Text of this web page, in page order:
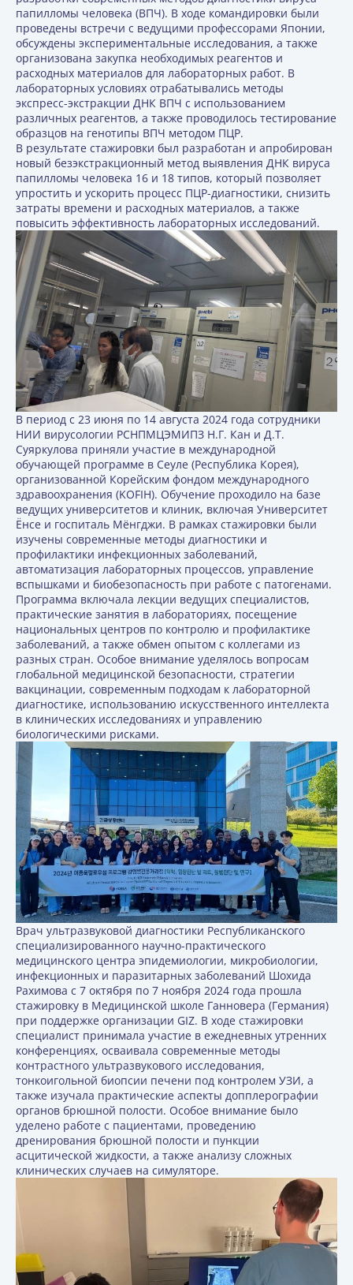
папилломы человека (ВПЧ). В ходе командировки были
проведены встречи с ведущими профессорами Японии,
обсуждены экспериментальные исследования, а также
организована закупка необходимых реагентов и
расходных материалов для лабораторных работ. В
лабораторных условиях отрабатывались методы
экспресс-экстракции ДНК ВПЧ с использованием
различных реагентов, а также проводилось тестирование
образцов на генотипы ВПЧ методом ПЦР.
В результате стажировки был разработан и апробирован
новый безэкстракционный метод выявления ДНК вируса
папилломы человека 16 и 18 типов, который позволяет
упростить и ускорить процесс ПЦР-диагностики, снизить
затраты времени и расходных материалов, а также
повысить эффективность лабораторных исследований.
В период с 23 июня по 14 августа 2024 года сотрудники
НИИ вирусологии РСНПМЦЭМИПЗ Н.Г. Кан и Д.Т.
Суяркулова приняли участие в международной
обучающей программе в Сеуле (Республика Корея),
организованной Корейским фондом международного
здравоохранения (KOFIH). Обучение проходило на базе
ведущих университетов и клиник, включая Университет
Ёнсе и госпиталь Мёнгджи. В рамках стажировки были
изучены современные методы диагностики и
профилактики инфекционных заболеваний,
автоматизация лабораторных процессов, управление
вспышками и биобезопасность при работе с патогенами.
Программа включала лекции ведущих специалистов,
практические занятия в лабораториях, посещение
национальных центров по контролю и профилактике
заболеваний, а также обмен опытом с коллегами из
разных стран. Особое внимание уделялось вопросам
глобальной медицинской безопасности, стратегии
вакцинации, современным подходам к лабораторной
диагностике, использованию искусственного интеллекта
в клинических исследованиях и управлению
биологическими рисками.
Врач ультразвуковой диагностики Республиканского
специализированного научно-практического
медицинского центра эпидемиологии, микробиологии,
инфекционных и паразитарных заболеваний Шохида
Рахимова с 7 октября по 7 ноября 2024 года прошла
стажировку в Медицинской школе Ганновера (Германия)
при поддержке организации GIZ. В ходе стажировки
специалист принимала участие в ежедневных утренних
конференциях, осваивала современные методы
контрастного ультразвукового исследования,
тонкоигольной биопсии печени под контролем УЗИ, а
также изучала практические аспекты допплерографии
органов брюшной полости. Особое внимание было
уделено работе с пациентами, проведению
дренирования брюшной полости и пункции
асцитической жидкости, а также анализу сложных
клинических случаев на симуляторе.